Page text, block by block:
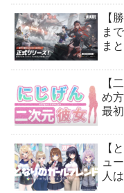
【
ま
ま
【
め
最
【
ュ
人